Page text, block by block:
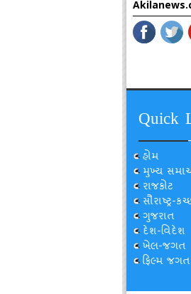
Quick
હોમ
મુખ્ય
રાજકોટ
સૌરાષ્ટ્ર-
ગુજરાત
દેશ-વિદેશ
ખેલ-જગત
ફિલ્મ જગત